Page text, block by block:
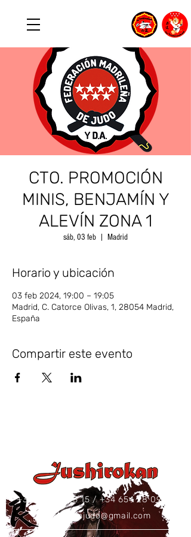
CTO. PROMOCIÓN
MINIS, BENJAMÍN Y
ALEVÍN ZONA 1
sáb, 03 feb Madrid
Horario y ubicación
03 feb 2024, 19:00 – 19:05
Madrid, C. Catorce Olivas, 1, 28054 Madrid,
España
Compartir este evento
+34 637 86 43 15/+34 654 28 09 73
jushirokanjudo@gmail.com